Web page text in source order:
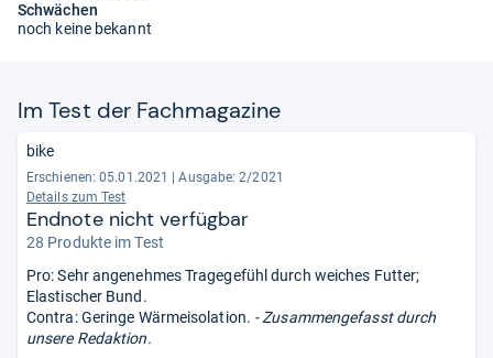
Schwächen
noch keine bekannt
Im Test der Fach­ma­ga­zine
bike
Erschienen: 05.01.2021
Ausgabe: 2/2021
Details zum Test
Endnote nicht verfügbar
28 Produkte im Test
Pro: Sehr angenehmes Tragegefühl durch weiches Futter;
Elastischer Bund.
Contra: Geringe Wärmeisolation. - Zusammengefasst durch
unsere Redaktion.